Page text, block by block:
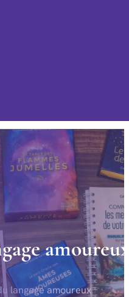
gageamoureu
langage amoureux